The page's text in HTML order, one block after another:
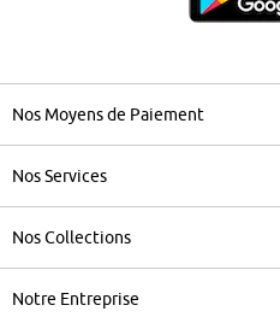
Nos Moyens de Paiement
Nos Services
Nos Collections
Notre Entreprise